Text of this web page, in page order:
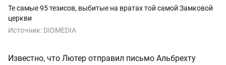
Те самые 95 тезисов, выбитые на вратах той самой Замковой
церкви
Источник: DIOMEDIA
Известно, что Лютер отправил письмо Альбрехту